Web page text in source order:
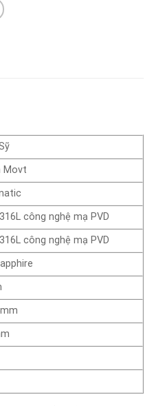
Movt
công nghệ mạ PVD
công nghệ mạ PVD